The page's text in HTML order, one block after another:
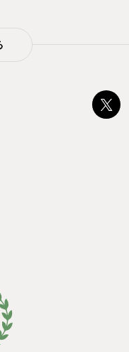
風景、そこを侵食し
のあるアクションが
す。